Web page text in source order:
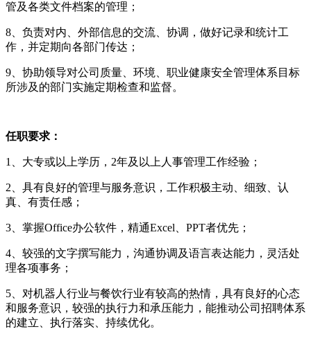
管及各类文件档案的管理；
8、负责对内、外部信息的交流、协调，做好记录和统计工
作，并定期向各部门传达；
9、协助领导对公司质量、环境、职业健康安全管理体系目标
所涉及的部门实施定期检查和监督。
任职要求：
1、大专或以上学历，2年及以上人事管理工作经验；
2、具有良好的管理与服务意识，工作积极主动、细致、认
真、有责任感；
3、掌握Office办公软件，精通Excel、PPT者优先；
4、较强的文字撰写能力，沟通协调及语言表达能力，灵活处
理各项事务；
5、对机器人行业与餐饮行业有较高的热情，具有良好的心态
和服务意识，较强的执行力和承压能力，能推动公司招聘体系
的建立、执行落实、持续优化。